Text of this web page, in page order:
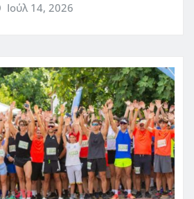
Ιούλ 14, 2026